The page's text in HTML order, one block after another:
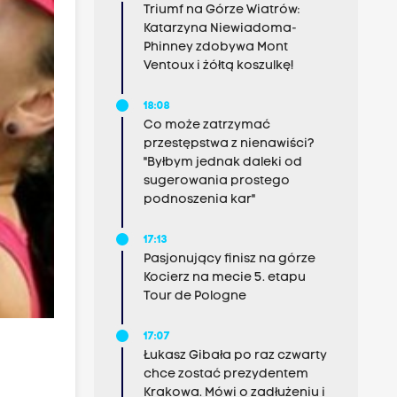
Triumf na Górze Wiatrów:
Katarzyna Niewiadoma-
Phinney zdobywa Mont
Ventoux i żółtą koszulkę!
18:08
Co może zatrzymać
przestępstwa z nienawiści?
"Byłbym jednak daleki od
sugerowania prostego
podnoszenia kar"
17:13
Pasjonujący finisz na górze
Kocierz na mecie 5. etapu
Tour de Pologne
17:07
Łukasz Gibała po raz czwarty
chce zostać prezydentem
Krakowa. Mówi o zadłużeniu i